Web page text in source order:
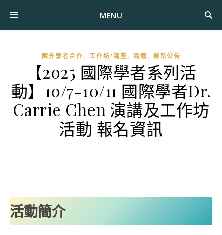
MENU
國外學者合作, 工作坊/講座, 論壇, 最新公告
【2025 國際學者系列活
動】10/7-10/11 國際學者Dr.
Carrie Chen 演講及工作坊
活動 報名資訊
活動簡介